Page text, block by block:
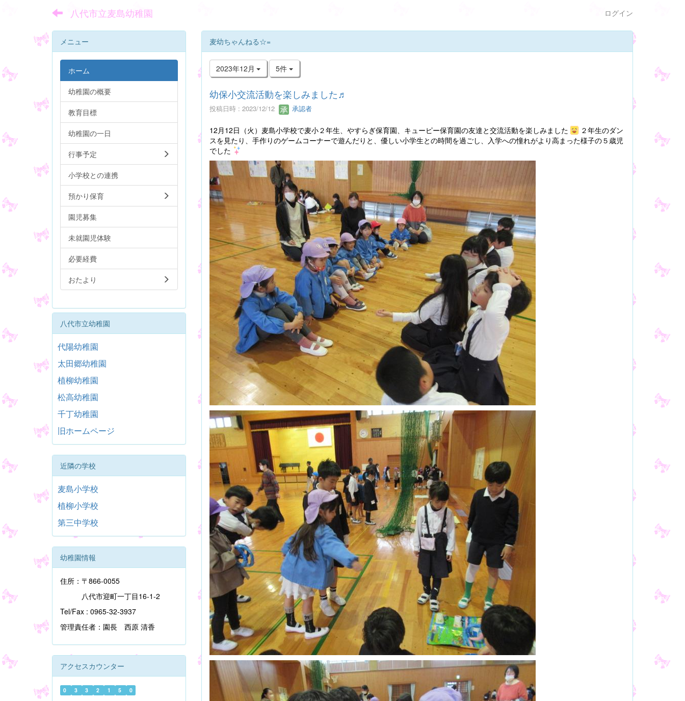
八代市立麦島幼稚園 ログイン
麦幼ちゃんねる☆=
2023年12月 5件
幼保小交流活動を楽しみました♬
投稿日時 : 2023/12/12 承認者
12月12日（火）麦島小学校で麦小２年生、やすらぎ保育園、キューピー保育園の友達と交流活動を楽しみました
２年生のダン
スを見たり、手作りのゲームコーナーで遊んだりと、優しい小学生との時間を過ごし、入学への憧れがより高まった様子の５歳児
でした
メニュー
ホーム
幼稚園の概要
教育目標
幼稚園の一日
行事予定
小学校との連携
預かり保育
園児募集
未就園児体験
必要経費
おたより
八代市立幼稚園
代陽幼稚園
太田郷幼稚園
植柳幼稚園
松高幼稚園
千丁幼稚園
旧ホームページ
近隣の学校
麦島小学校
植柳小学校
第三中学校
幼稚園情報
住所：〒866-0055
八代市迎町一丁目16-1-2
Tel/Fax : 0965-32-3937
管理責任者：園長 西原 清香
アクセスカウンター
0 3 3 2 1 5 0